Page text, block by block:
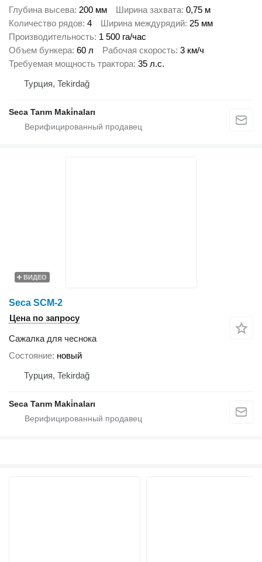
Глубина высева 200 мм Ширина захвата 0,75 м
Количество рядов 4 Ширина междурядий 25 мм
Производительность 1 500 га/час
Объем бункера 60 л Рабочая скорость 3 км/ч
Требуемая мощность трактора 35 л.с.
Турция, Tekirdağ
Seca Tarım Maki̇naları
ВИДЕО
Seca SCM-2
Цена по запросу
Сажалка для чеснока
Состояние новый
Турция, Tekirdağ
Seca Tarım Maki̇naları